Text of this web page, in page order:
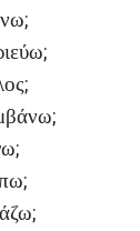
;
;
;
;
;
;
;